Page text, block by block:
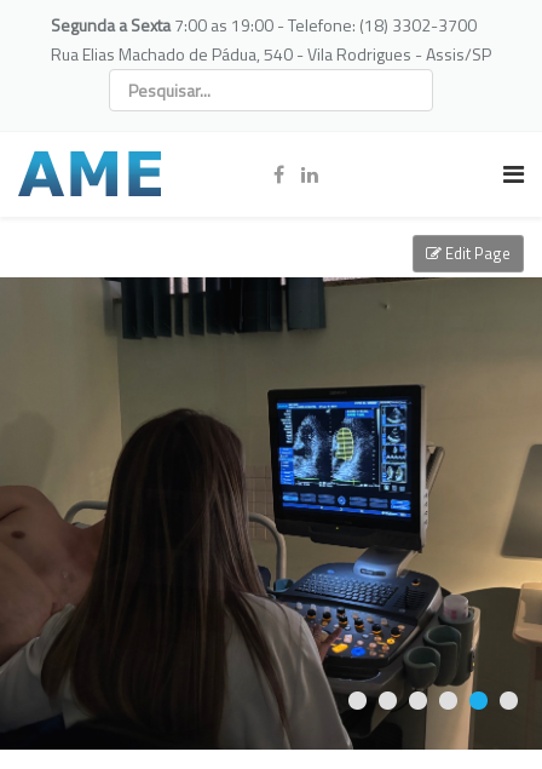
Segunda a Sexta7:00 as 19:00 - Telefone: (18) 3302-3700
Rua Elias Machado de Pádua, 540 - Vila Rodrigues - Assis/SP
Edit Page